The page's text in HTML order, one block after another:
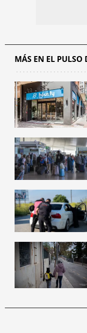
MÁS EN EL PULSO